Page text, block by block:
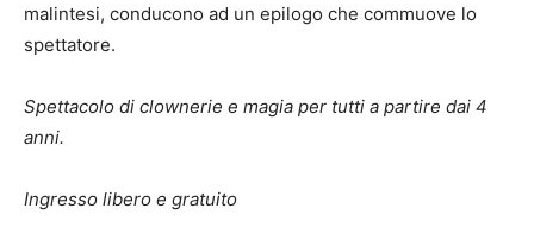
malintesi, conducono ad un epilogo che commuove lo
spettatore.
Spettacolo di clownerie e magia per tutti a partire dai 4
anni.
Ingresso libero e gratuito